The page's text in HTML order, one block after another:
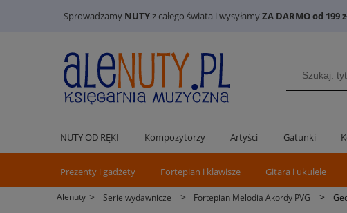
Sprowadzamy NUTYz całego świata i wysyłamyZA DARMO od 199
NUTY OD RĘKI Kompozytorzy Artyści Gatunki
Prezenty i gadżety Fortepian i klawisze Gitara i ukulele
Alenuty > Serie wydawnicze > Fortepian Melodia Akordy PVG >